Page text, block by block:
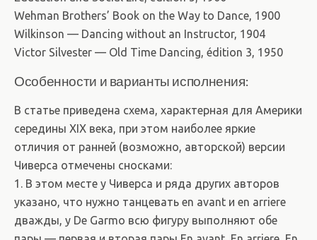
Wehman Brothers’ Book on the Way to Dance, 1900
Wilkinson — Dancing without an Instructor, 1904
Victor Silvester — Old Time Dancing, édition 3, 1950
Особенности и варианты исполнения:
В статье приведена схема, характерная для Америки
середины XIX века, при этом наиболее яркие
отличия от ранней (возможно, авторской) версии
Чиверса отмечены сносками:
1. В этом месте у Чиверса и ряда других авторов
указано, что нужно танцевать en avant и en arriere
дважды, у De Garmo всю фигуру выполняют обе